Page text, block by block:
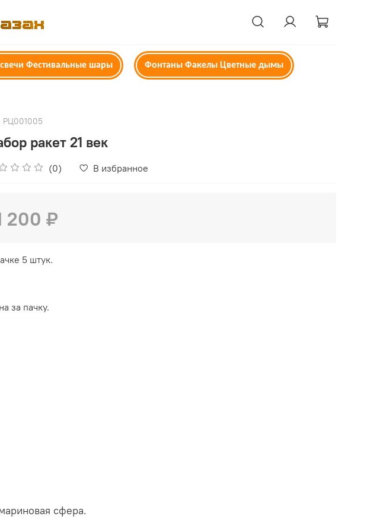
Фестивальные шары Фонтаны Факелы Цветные дымы
РЦ001005
ракет 21 век
(0) В избранное
200 ₽
5 штук.
за пачку.
сфера.